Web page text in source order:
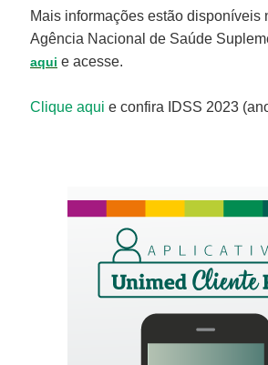
Mais informações estão disponíveis
Agência Nacional de Saúde
aqui e acesse.
Clique aqui e confira IDSS 2023